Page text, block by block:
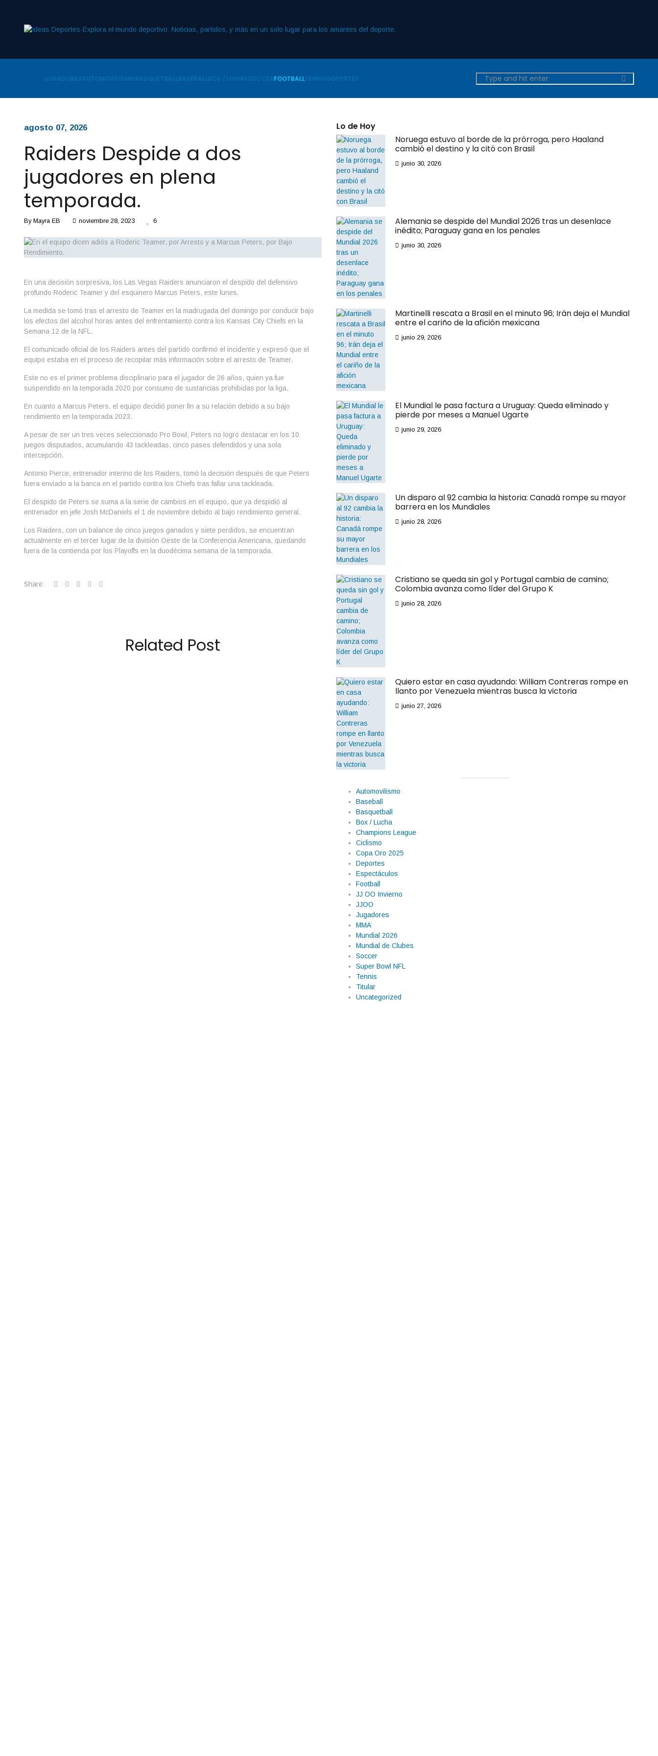
JUGADORESAUTOMOVILISMOBASQUETBALLBASEBALLBOX / LUCHASOCCERFOOTBALLTENNISDEPORTES
agosto 07, 2026
Raiders Despide a dos
jugadores en plena
temporada.
By Mayra EB noviembre 28, 2023 6
En una decisión sorpresiva, los Las Vegas Raiders anunciaron el despido del defensivo
profundo Roderic Teamer y del esquinero Marcus Peters, este lunes.
La medida se tomó tras el arresto de Teamer en la madrugada del domingo por conducir bajo
los efectos del alcohol horas antes del enfrentamiento contra los Kansas City Chiefs en la
Semana 12 de la NFL.
El comunicado oficial de los Raiders antes del partido confirmó el incidente y expresó que el
equipo estaba en el proceso de recopilar más información sobre el arresto de Teamer.
Este no es el primer problema disciplinario para el jugador de 26 años, quien ya fue
suspendido en la temporada 2020 por consumo de sustancias prohibidas por la liga.
En cuanto a Marcus Peters, el equipo decidió poner fin a su relación debido a su bajo
rendimiento en la temporada 2023.
A pesar de ser un tres veces seleccionado Pro Bowl, Peters no logró destacar en los 10
juegos disputados, acumulando 43 tackleadas, cinco pases defendidos y una sola
intercepción.
Antonio Pierce, entrenador interino de los Raiders, tomó la decisión después de que Peters
fuera enviado a la banca en el partido contra los Chiefs tras fallar una tackleada.
El despido de Peters se suma a la serie de cambios en el equipo, que ya despidió al
entrenador en jefe Josh McDaniels el 1 de noviembre debido al bajo rendimiento general.
Los Raiders, con un balance de cinco juegos ganados y siete perdidos, se encuentran
actualmente en el tercer lugar de la división Oeste de la Conferencia Americana, quedando
fuera de la contienda por los Playoffs en la duodécima semana de la temporada.
Share:
Related Post
Lo de Hoy
Noruega estuvo al borde de la prórroga, pero Haaland
cambió el destino y la citó con Brasil
junio 30, 2026
Alemania se despide del Mundial 2026 tras un desenlace
inédito; Paraguay gana en los penales
junio 30, 2026
Martinelli rescata a Brasil en el minuto 96; Irán deja el Mundial
entre el cariño de la afición mexicana
junio 29, 2026
El Mundial le pasa factura a Uruguay: Queda eliminado y
pierde por meses a Manuel Ugarte
junio 29, 2026
Un disparo al 92 cambia la historia: Canadá rompe su mayor
barrera en los Mundiales
junio 28, 2026
Cristiano se queda sin gol y Portugal cambia de camino;
Colombia avanza como líder del Grupo K
junio 28, 2026
Quiero estar en casa ayudando: William Contreras rompe en
llanto por Venezuela mientras busca la victoria
junio 27, 2026
Automovilismo
Baseball
Basquetball
Box / Lucha
Champions League
Ciclismo
Copa Oro 2025
Deportes
Espectáculos
Football
JJ OO Invierno
JJOO
Jugadores
MMA
Mundial 2026
Mundial de Clubes
Soccer
Super Bowl NFL
Tennis
Titular
Uncategorized